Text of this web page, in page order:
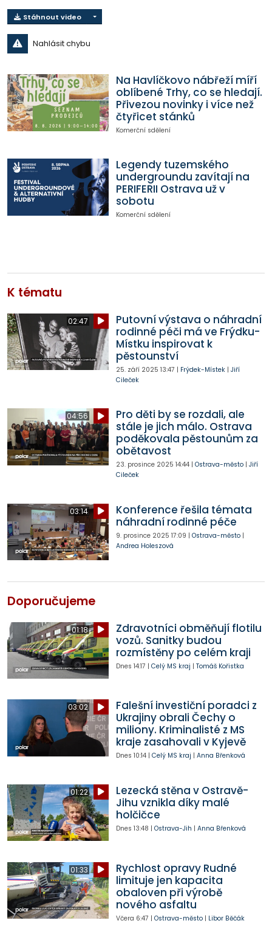
Stáhnout video
Nahlásit chybu
Na Havlíčkovo nábřeží míří
oblíbené Trhy, co se hledají.
Přivezou novinky i více než
čtyřicet stánků
Komerční sdělení
Legendy tuzemského
undergroundu zavítají na
PERIFERII Ostrava už v
sobotu
Komerční sdělení
K tématu
02:47
Putovní výstava o náhradní
rodinné péči má ve Frýdku-
Místku inspirovat k
pěstounství
25. září 2025 13:47 | Frýdek-Místek| Jiří
Cileček
04:56
Pro děti by se rozdali, ale
stále je jich málo. Ostrava
poděkovala pěstounům za
obětavost
23. prosince 2025 14:44| Ostrava-město| Jiří
Cileček
03:14
Konference řešila témata
náhradní rodinné péče
9. prosince 2025 17:09 | Ostrava-město|
Andrea Holeszová
Doporučujeme
01:18
Zdravotníci obměňují flotilu
vozů. Sanitky budou
rozmístěny po celém kraji
Dnes 14:17 | Celý MS kraj | Tomáš Kořistka
03:02
Falešní investiční poradci z
Ukrajiny obrali Čechy o
miliony. Kriminalisté z MS
kraje zasahovali v Kyjevě
Dnes 10:14| Celý MS kraj | Anna Břenková
01:22
Lezecká stěna v Ostravě-
Jihu vznikla díky malé
holčičce
Dnes 13:48 | Ostrava-Jih | Anna Břenková
01:33
Rychlost opravy Rudné
limituje jen kapacita
obaloven při výrobě
nového asfaltu
Včera 6:47 | Ostrava-město| Libor Běčák